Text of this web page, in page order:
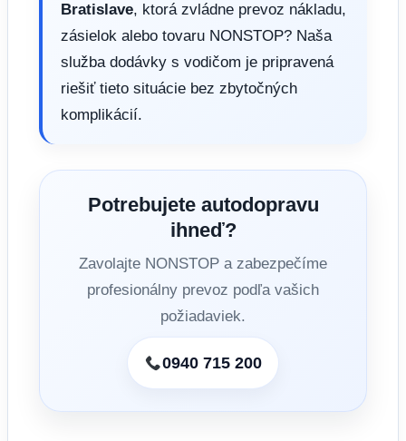
Bratislave, ktorá zvládne prevoz nákladu,
zásielok alebo tovaru NONSTOP? Naša
služba dodávky s vodičom je pripravená
riešiť tieto situácie bez zbytočných
komplikácií.
Potrebujete autodopravu
ihneď?
Zavolajte NONSTOP a zabezpečíme
profesionálny prevoz podľa vašich
požiadaviek.
0940 715 200